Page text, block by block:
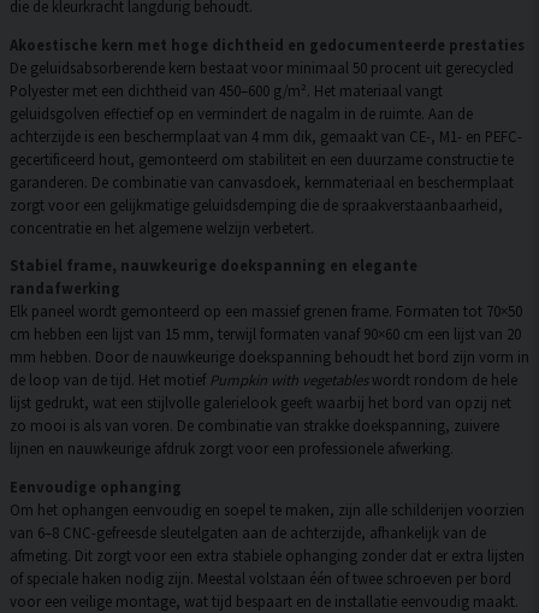
die de kleurkracht langdurig behoudt.
Akoestische kern met hoge dichtheid en gedocumenteerde prestaties
De geluidsabsorberende kern bestaat voor minimaal 50 procent uit gerecycled
Polyester met een dichtheid van 450–600 g/m². Het materiaal vangt
geluidsgolven effectief op en vermindert de nagalm in de ruimte. Aan de
achterzijde is een beschermplaat van 4 mm dik, gemaakt van CE-, M1- en PEFC-
gecertificeerd hout, gemonteerd om stabiliteit en een duurzame constructie te
garanderen. De combinatie van canvasdoek, kernmateriaal en beschermplaat
zorgt voor een gelijkmatige geluidsdemping die de spraakverstaanbaarheid,
concentratie en het algemene welzijn verbetert.
Stabiel frame, nauwkeurige doekspanning en elegante
randafwerking
Elk paneel wordt gemonteerd op een massief grenen frame. Formaten tot 70×50
cm hebben een lijst van 15 mm, terwijl formaten vanaf 90×60 cm een lijst van 20
mm hebben. Door de nauwkeurige doekspanning behoudt het bord zijn vorm in
de loop van de tijd. Het motief Pumpkin with vegetableswordt rondom de hele
lijst gedrukt, wat een stijlvolle galerielook geeft waarbij het bord van opzij net
zo mooi is als van voren. De combinatie van strakke doekspanning, zuivere
lijnen en nauwkeurige afdruk zorgt voor een professionele afwerking.
Eenvoudige ophanging
Om het ophangen eenvoudig en soepel te maken, zijn alle schilderijen voorzien
van 6–8 CNC-gefreesde sleutelgaten aan de achterzijde, afhankelijk van de
afmeting. Dit zorgt voor een extra stabiele ophanging zonder dat er extra lijsten
of speciale haken nodig zijn. Meestal volstaan één of twee schroeven per bord
voor een veilige montage, wat tijd bespaart en de installatie eenvoudig maakt.